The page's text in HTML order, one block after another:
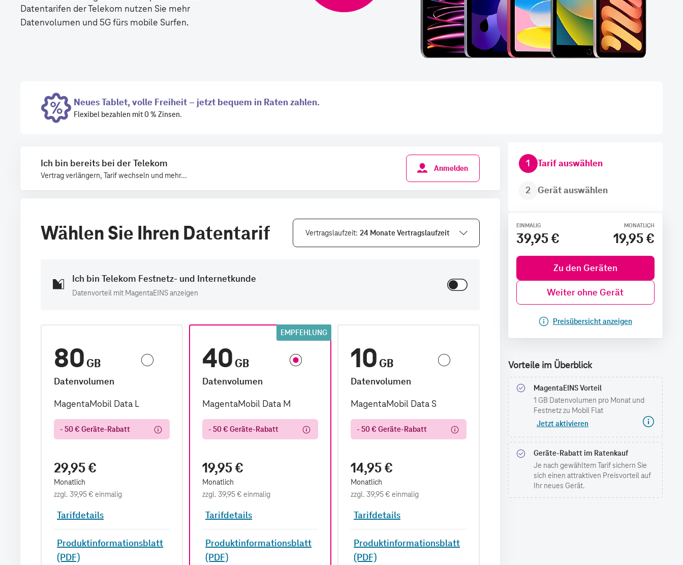
Ich bin bereits bei der Telekom
Vertrag verlängern, Tarif wechseln und mehr...
Anmelden
Wählen Sie Ihren Datentarif Vertragslaufzeit 24 Monate Vertragslaufzeit
Ich bin Telekom Festnetz- und Internetkunde
Datenvorteil mit MagentaEINS anzeigen
80GB
Datenvolumen
MagentaMobil Data L
- 50 € Geräte-Rabatt
29,95 €
Monatlich
zzgl. 39,95 € einmalig
Tarifdetails
Produktinformationsblatt
(PDF)
EMPFEHLUNG
40GB
Datenvolumen
MagentaMobil Data M
- 50 € Geräte-Rabatt
19,95 €
Monatlich
zzgl. 39,95 € einmalig
Tarifdetails
Produktinformationsblatt
(PDF)
10GB
Datenvolumen
MagentaMobil Data S
- 50 € Geräte-Rabatt
14,95 €
Monatlich
zzgl. 39,95 € einmalig
Tarifdetails
Produktinformationsblatt
(PDF)
1 Tarif auswählen
2 Gerät auswählen
EINMALIG
39,95 €
MONATLICH
19,95 €
Zu den Geräten
Weiter ohne Gerät
Preisübersicht anzeigen
Vorteile im Überblick
MagentaEINS Vorteil
1 GB Datenvolumen pro Monat und
Festnetz zu Mobil Flat
Jetzt aktivieren
Geräte-Rabatt im Ratenkauf
Je nach gewähltem Tarif sichern Sie
sich einen attraktiven Preisvorteil auf
Ihr neues Gerät.